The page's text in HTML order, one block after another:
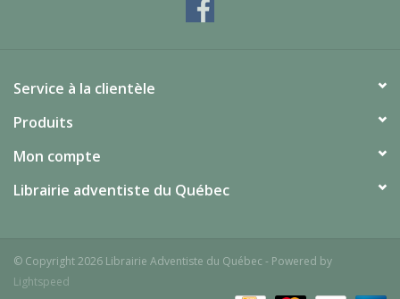
Service à la clientèle
Produits
Mon compte
Librairie adventiste du Québec
© Copyright 2026 Librairie Adventiste du Québec - Powered by
Lightspeed